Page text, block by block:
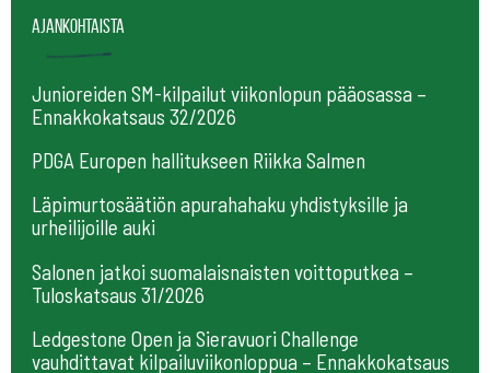
Ajankohtaista
Junioreiden SM-kilpailut viikonlopun pääosassa –
Ennakkokatsaus 32/2026
PDGA Europen hallitukseen Riikka Salmen
Läpimurtosäätiön apurahahaku yhdistyksille ja
urheilijoille auki
Salonen jatkoi suomalaisnaisten voittoputkea –
Tuloskatsaus 31/2026
Ledgestone Open ja Sieravuori Challenge
vauhdittavat kilpailuviikonloppua – Ennakkokatsaus